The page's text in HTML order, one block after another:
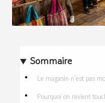
Sommaire
Le magasin n’est pas
Pourquoi on revient